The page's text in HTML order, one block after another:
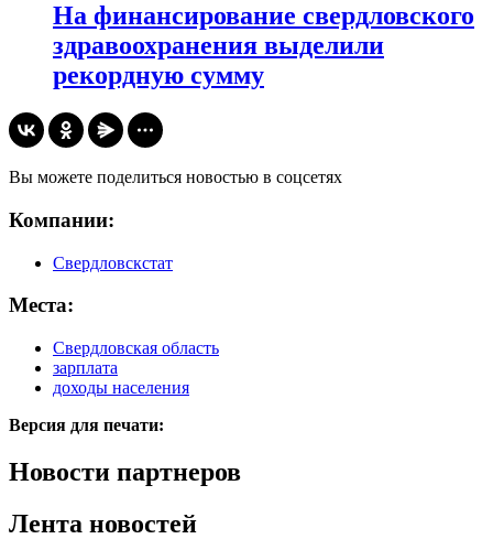
На финансирование свердловского
здравоохранения выделили
рекордную сумму
Вы можете поделиться новостью в соцсетях
Компании:
Свердловскстат
Места:
Свердловская область
зарплата
доходы населения
Версия для печати:
Новости партнеров
Лента новостей